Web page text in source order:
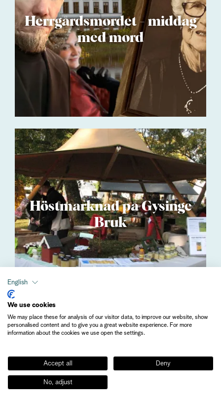
Herrgårdsmordet - middag
med mord
Höstmarknad på Gysinge
Bruk
Kanotuthyrning - Gysinge -
English
We use cookies
We may place these for analysis of our visitor data, to improve our website, show
personalised content and to give you a great website experience. For more
information about the cookies we use open the settings.
Accept all Deny
No, adjust